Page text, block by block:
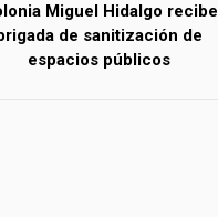
Miguel Hidalgo recibe
de sanitización de
espacios públicos